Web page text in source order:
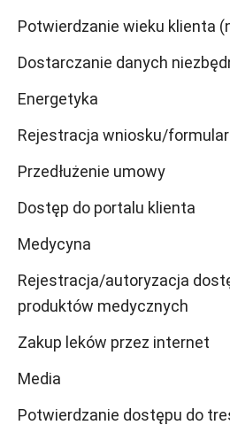
Potwierdzanie wieku klienta
Dostarczanie danych
Energetyka
Rejestracja wniosku/
Przedłużenie umowy
Dostęp do portalu klienta
Medycyna
Rejestracja/autoryzacja
produktów medycznych
Zakup leków przez internet
Media
Potwierdzanie dostępu do